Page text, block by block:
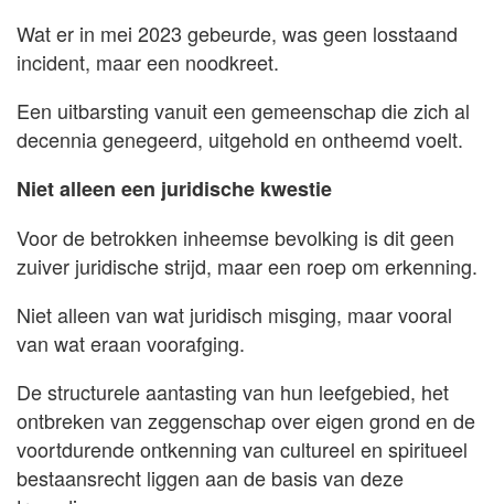
Wat er in mei 2023 gebeurde, was geen losstaand
incident, maar een noodkreet.
Een uitbarsting vanuit een gemeenschap die zich al
decennia genegeerd, uitgehold en ontheemd voelt.
Niet alleen een juridische kwestie
Voor de betrokken inheemse bevolking is dit geen
zuiver juridische strijd, maar een roep om erkenning.
Niet alleen van wat juridisch misging, maar vooral
van wat eraan voorafging.
De structurele aantasting van hun leefgebied, het
ontbreken van zeggenschap over eigen grond en de
voortdurende ontkenning van cultureel en spiritueel
bestaansrecht liggen aan de basis van deze